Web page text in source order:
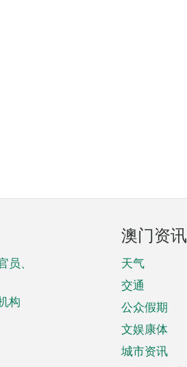
、
构
澳门资讯
天气
交通
公众假期
文娱康体
城市资讯